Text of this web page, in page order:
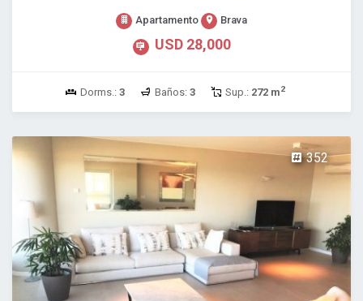
Apartamento Brava
USD 28,000
Dorms.: 3 Baños: 3 Sup.: 272 m2
352